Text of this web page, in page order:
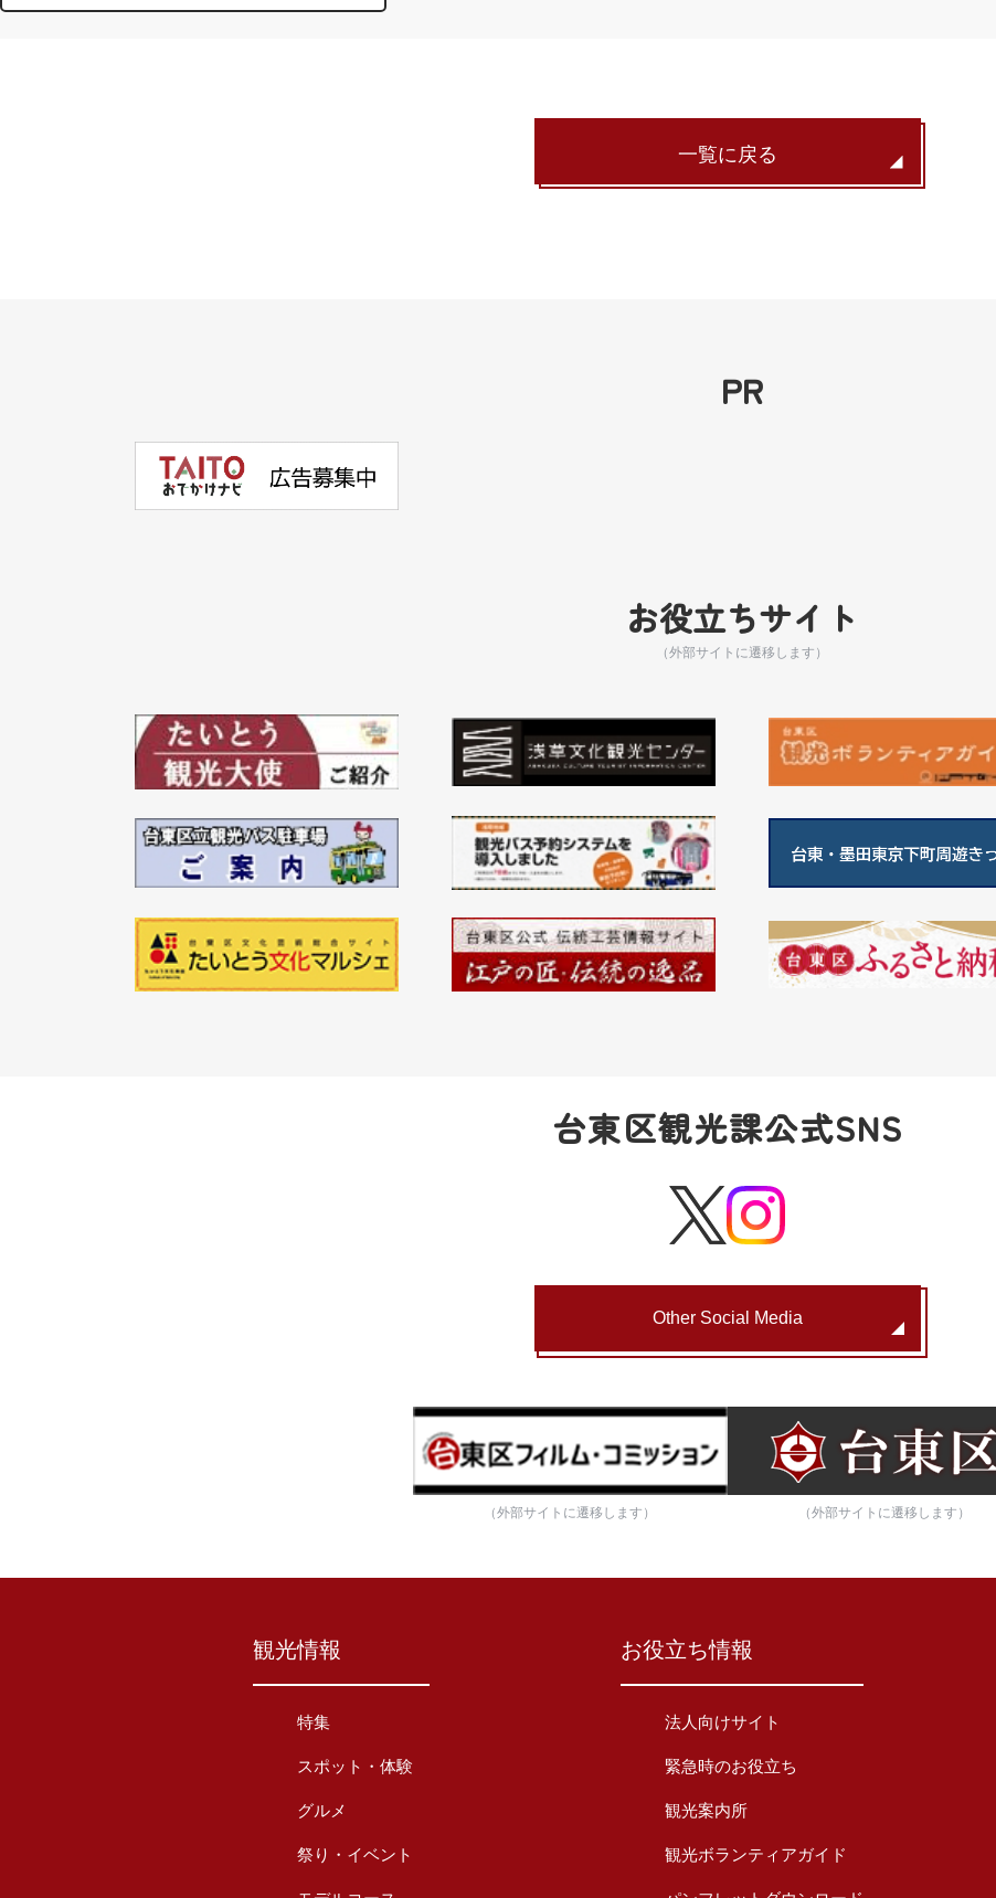
一覧に戻る
PR
お役立ちサイト
（外部サイトに遷移します）
台東区観光課公式SNS
Other Social Media
（外部サイトに遷移します） （外部サイトに遷移します）
観光情報
特集
スポット・体験
グルメ
祭り・イベント
お役立ち情報
法人向けサイト
緊急時のお役立ち
観光案内所
観光ボランティアガイド